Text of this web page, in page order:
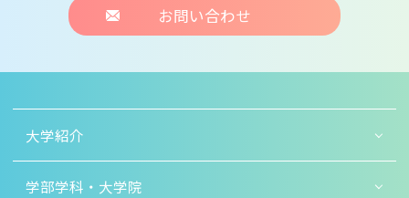
お問い合わせ
大学紹介
学部学科・大学院